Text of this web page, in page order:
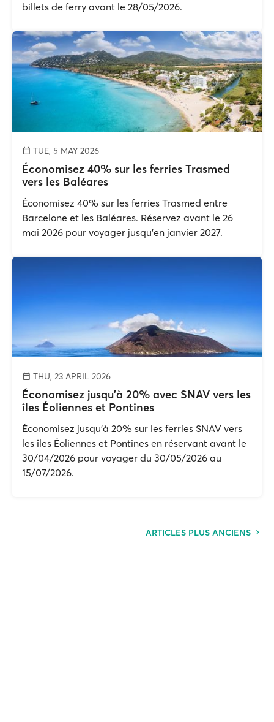
billets de ferry avant le 28/05/2026.
TUE, 5 MAY 2026
Économisez 40% sur les ferries Trasmed
vers les Baléares
Économisez 40% sur les ferries Trasmed entre
Barcelone et les Baléares. Réservez avant le 26
mai 2026 pour voyager jusqu’en janvier 2027.
THU, 23 APRIL 2026
Économisez jusqu’à 20% avec SNAV vers les
îles Éoliennes et Pontines
Économisez jusqu’à 20% sur les ferries SNAV vers
les îles Éoliennes et Pontines en réservant avant le
30/04/2026 pour voyager du 30/05/2026 au
15/07/2026.
ARTICLES PLUS ANCIENS